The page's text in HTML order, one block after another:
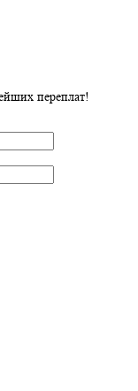
переплат!